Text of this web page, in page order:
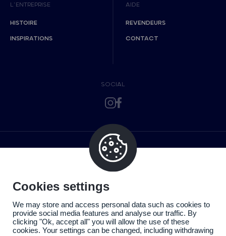
L’ENTREPRISE
HISTOIRE
INSPIRATIONS
AIDE
REVENDEURS
CONTACT
SOCIAL
Cookies settings
We may store and access personal data such as cookies to
provide social media features and analyse our traffic. By
clicking "Ok, accept all" you will allow the use of these
cookies. Your settings can be changed, including withdrawing